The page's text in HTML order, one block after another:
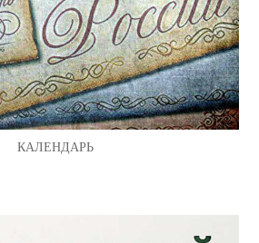
КАЛЕНДАРЬ